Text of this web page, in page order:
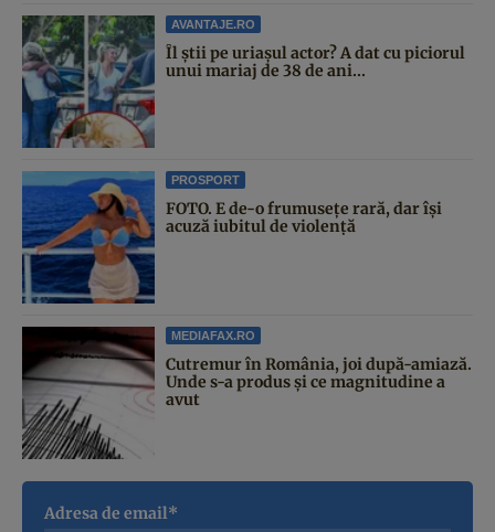
AVANTAJE.RO
Îl știi pe uriașul actor? A dat cu piciorul
unui mariaj de 38 de ani...
PROSPORT
FOTO. E de-o frumusețe rară, dar își
acuză iubitul de violență
MEDIAFAX.RO
Cutremur în România, joi după-amiază.
Unde s-a produs și ce magnitudine a
avut
Adresa de email*